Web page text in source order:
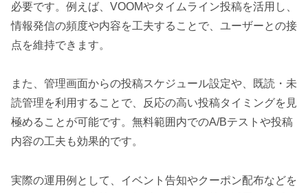
必要です。例えば、VOOMやタイムライン投稿を活用し、
情報発信の頻度や内容を工夫することで、ユーザーとの接
点を維持できます。
また、管理画面からの投稿スケジュール設定や、既読・未
読管理を利用することで、反応の高い投稿タイミングを見
極めることが可能です。無料範囲内でのA/Bテストや投稿
内容の工夫も効果的です。
実際の運用例として、イベント告知やクーポン配布などを